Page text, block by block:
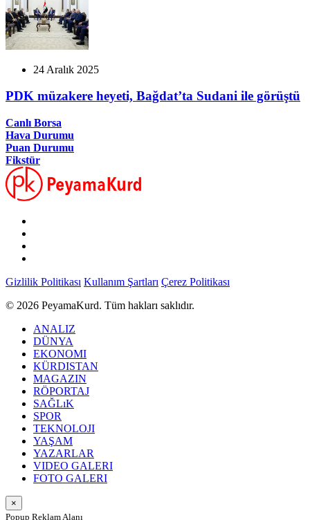
24 Aralık 2025
PDK müzakere heyeti, Bağdat’ta Sudani ile görüştü
Canlı Borsa
Hava Durumu
Puan Durumu
Fikstür
Gizlilik Politikası Kullanım Şartları Çerez Politikası
© 2026 PeyamaKurd. Tüm hakları saklıdır.
ANALIZ
DÜNYA
EKONOMI
KÜRDISTAN
MAGAZIN
RÖPORTAJ
SAĞLıK
SPOR
TEKNOLOJI
YAŞAM
YAZARLAR
VIDEO GALERI
FOTO GALERI
×
Popup Reklam Alanı